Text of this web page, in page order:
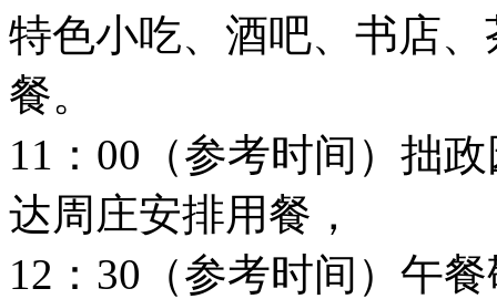
特色小吃、酒吧、书店
餐。
11：00（参考时间）拙
达周庄安排用餐，
12：30（参考时间）午